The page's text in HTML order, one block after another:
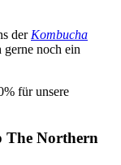
der Kombucha
noch ein
für unsere
The Northern